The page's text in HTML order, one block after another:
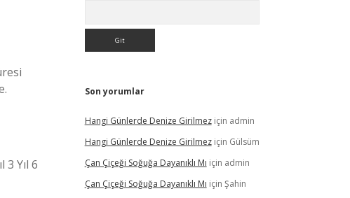
3 Yıl 6
Son yorumlar
Hangi Günlerde Denize Girilmeziçin admin
Hangi Günlerde Denize Girilmeziçin Gülsüm
Çan Çiçeği Soğuğa Dayanıklı Mı için admin
Çan Çiçeği Soğuğa Dayanıklı Mı için Şahin